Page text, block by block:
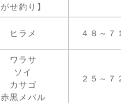
がせ釣り】
ヒラメ ４８～７
ワラサ
ソイ
カサゴ
赤黒メバル
２５～７